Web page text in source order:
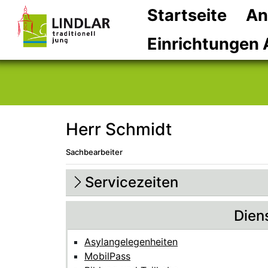
Startseite
Einrichtungen
Herr Schmidt
Sachbearbeiter
Beschreibung
Beschreibung Intern
Servicezeiten
Asylangelegenheiten
MobilPass